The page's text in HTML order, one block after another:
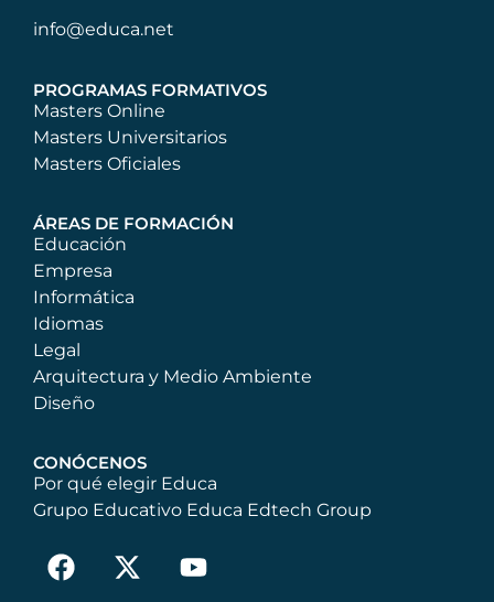
info@educa.net
PROGRAMAS FORMATIVOS
Masters Online
Masters Universitarios
Masters Oficiales
ÁREAS DE FORMACIÓN
Educación
Empresa
Informática
Idiomas
Legal
Arquitectura y Medio Ambiente
Diseño
CONÓCENOS
Por qué elegir Educa
Grupo Educativo Educa Edtech Group